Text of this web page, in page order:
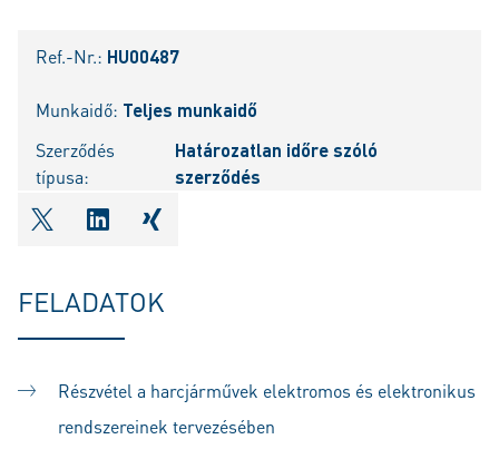
Ref.-Nr.: HU00487
Munkaidő: Teljes munkaidő
Szerződés
típusa:
Határozatlan időre szóló
szerződés
shareOntwitter
shareOnlinkedIn
shareOnxing
FELADATOK
Részvétel a harcjárművek elektromos és elektronikus
rendszereinek tervezésében